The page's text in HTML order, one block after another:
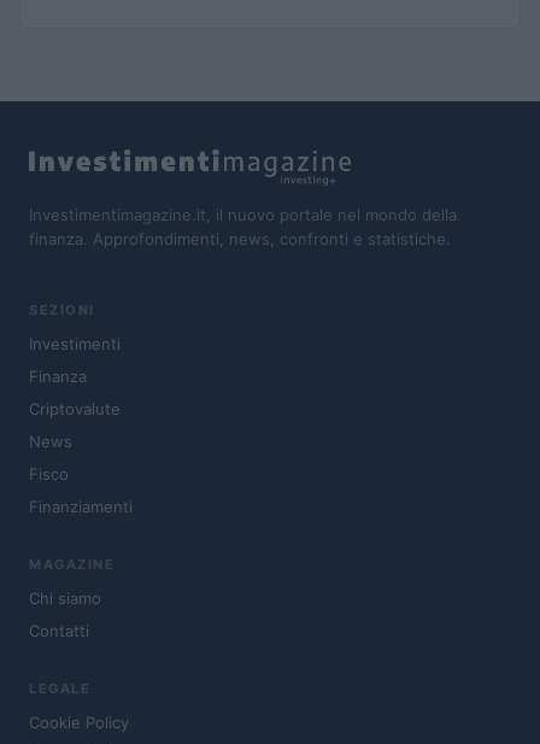
Investimentimagazine.it, il nuovo portale nel mondo della
finanza. Approfondimenti, news, confronti e statistiche.
SEZIONI
Investimenti
Finanza
Criptovalute
News
Fisco
Finanziamenti
MAGAZINE
Chi siamo
Contatti
LEGALE
Cookie Policy